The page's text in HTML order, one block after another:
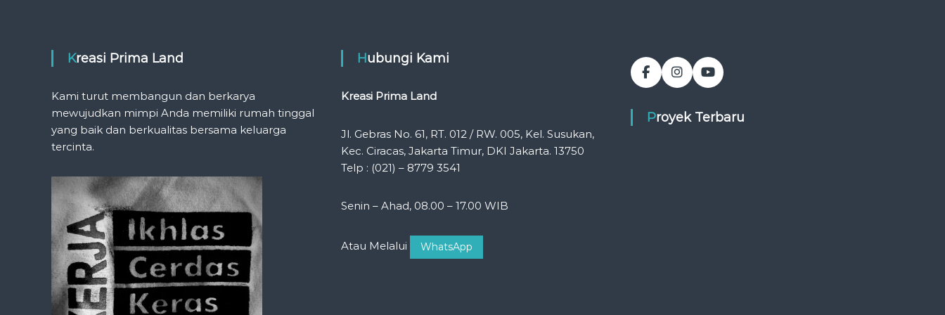
Kreasi Prima Land
Kami turut membangun dan berkarya
mewujudkan mimpi Anda memiliki rumah tinggal
yang baik dan berkualitas bersama keluarga
tercinta.
Hubungi Kami
Kreasi Prima Land
Jl. Gebras No. 61, RT. 012 / RW. 005, Kel. Susukan,
Kec. Ciracas, Jakarta Timur, DKI Jakarta. 13750
Telp : (021) – 8779 3541
Senin – Ahad, 08.00 – 17.00 WIB
Atau Melalui WhatsApp
Proyek Terbaru